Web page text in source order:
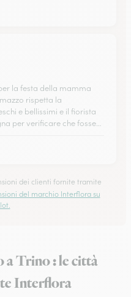
la festa della mamma
rispetta la
e bellissimi e il fiorista
per verificare che fosse…
dei clienti fornite tramite
del marchio Interflora su
a Trino : le città
Interflora